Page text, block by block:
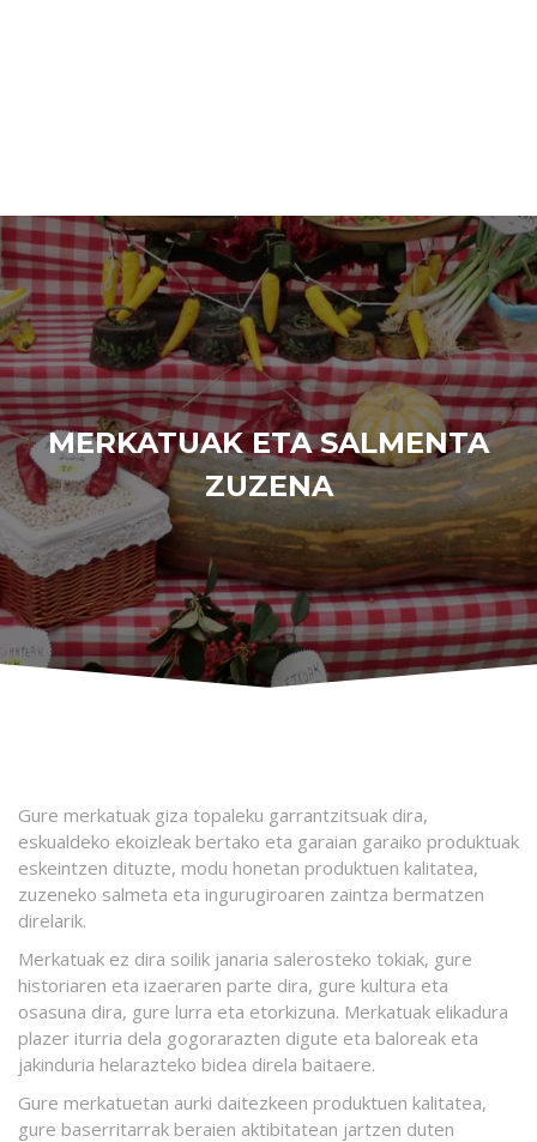
MERKATUAK ETA SALMENTA
ZUZENA
Gure merkatuak giza topaleku garrantzitsuak dira,
eskualdeko ekoizleak bertako eta garaian garaiko produktuak
eskeintzen dituzte, modu honetan produktuen kalitatea,
zuzeneko salmeta eta ingurugiroaren zaintza bermatzen
direlarik.
Merkatuak ez dira soilik janaria salerosteko tokiak, gure
historiaren eta izaeraren parte dira, gure kultura eta
osasuna dira, gure lurra eta etorkizuna. Merkatuak elikadura
plazer iturria dela gogorarazten digute eta baloreak eta
jakinduria helarazteko bidea direla baitaere.
Gure merkatuetan aurki daitezkeen produktuen kalitatea,
gure baserritarrak beraien aktibitatean jartzen duten